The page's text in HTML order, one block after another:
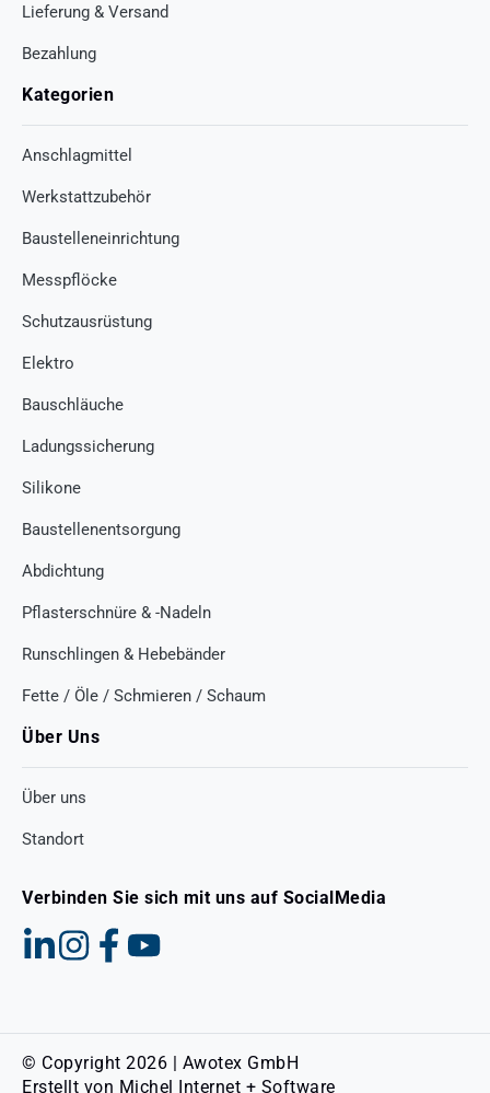
Lieferung & Versand
Bezahlung
Kategorien
Anschlagmittel
Werkstattzubehör
Baustelleneinrichtung
Messpflöcke
Schutzausrüstung
Elektro
Bauschläuche
Ladungssicherung
Silikone
Baustellenentsorgung
Abdichtung
Pflasterschnüre & -Nadeln
Runschlingen & Hebebänder
Fette / Öle / Schmieren / Schaum
Über Uns
Über uns
Standort
Verbinden Sie sich mit uns auf SocialMedia
© Copyright 2026 | Awotex GmbH
Erstellt von Michel Internet + Software